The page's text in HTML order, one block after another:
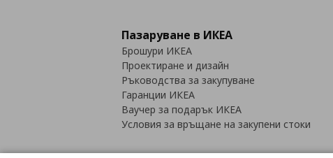
Пазаруване в ИКЕА
Брошури ИКЕА
Проектиране и дизайн
Ръководства за закупуване
Гаранции ИКЕА
Ваучер за подарък ИКЕА
Условия за връщане на закупени стоки